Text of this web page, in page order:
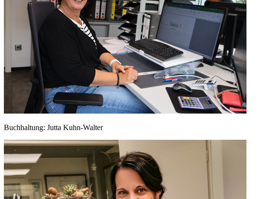
Buchhaltung: Jutta Kuhn-Walter